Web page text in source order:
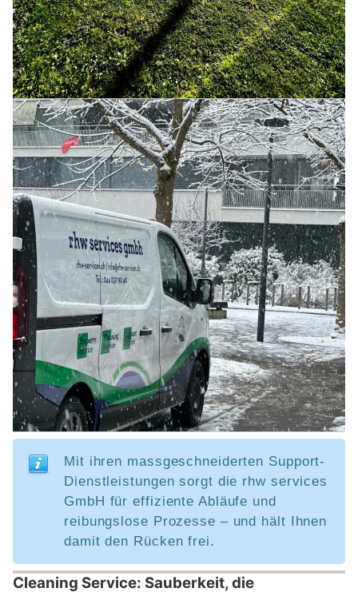
Mit ihren massgeschneiderten Support-
Dienstleistungen sorgt die rhw services
GmbH für effiziente Abläufe und
reibungslose Prozesse – und hält Ihnen
damit den Rücken frei.
Cleaning Service: Sauberkeit, die